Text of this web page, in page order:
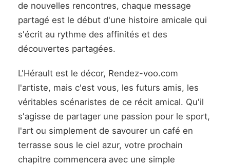
de nouvelles rencontres, chaque message
partagé est le début d'une histoire amicale qui
s'écrit au rythme des affinités et des
découvertes partagées.
L'Hérault est le décor, Rendez-voo.com
l'artiste, mais c'est vous, les futurs amis, les
véritables scénaristes de ce récit amical. Qu'il
s'agisse de partager une passion pour le sport,
l'art ou simplement de savourer un café en
terrasse sous le ciel azur, votre prochain
chapitre commencera avec une simple